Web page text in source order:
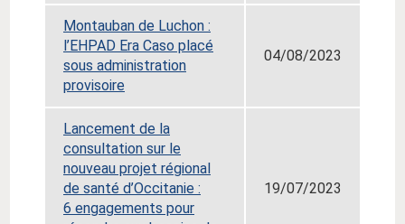
Montauban de Luchon :
l’EHPAD Era Caso placé
sous administration
provisoire
04/08/2023
Lancement de la
consultation sur le
nouveau projet régional
de santé d’Occitanie :
6 engagements pour
19/07/2023